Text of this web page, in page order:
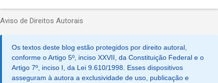
s
r
u
m
c
Aviso de Direitos Autorais
Os textos deste blog estão protegidos por direito autoral,
conforme o Artigo 5º, inciso XXVII, da Constituição Federal e o
Artigo 7º, inciso I, da Lei 9.610/1998. Esses dispositivos
asseguram à autora a exclusividade de uso, publicação e